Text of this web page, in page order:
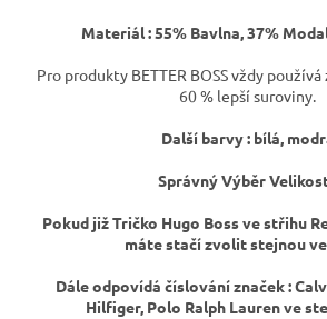
Materiál : 55% Bavlna, 37%
Pro produkty BETTER BOSS vždy
60 % lepší suroviny.
Další barvy : bílá,
Správný Výběr
Pokud již Tričko Hugo Boss ve střihu
máte stačí zvolit stejnou
Dále odpovídá číslování značek :
Hilfiger, Polo Ralph Lauren ve